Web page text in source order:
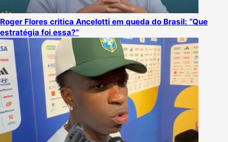
Roger Flores critica Ancelotti em queda do Brasil: “Que
estratégia foi essa?”